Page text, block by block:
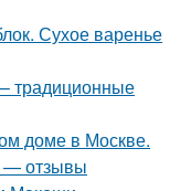
Сухое варенье
традиционные
доме в Москве.
— отзывы